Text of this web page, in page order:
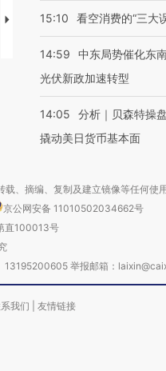
【推广】走进第四届链博
会，让数智科技“链”接产
【特别
有意思
15:10 看空消费的“三大
14:59
中东局势催化东
光伏新政加速转型
14:05
分析｜贝森特操
撬动美日货币基本面
、摘编、复制及建立镜像等任何使用
京公网安备 11010502034662号
直100013号
举报邮箱：
我们 友情链接